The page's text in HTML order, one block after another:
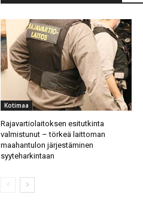
Kotimaa
Rajavartiolaitoksen esitutkinta
valmistunut – törkeä laittoman
maahantulon järjestäminen
syyteharkintaan